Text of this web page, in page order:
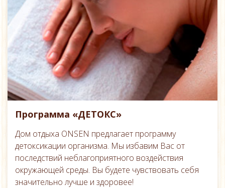
Программа «ДЕТОКС»
Дом отдыха ONSEN предлагает программу
детоксикации организма. Мы избавим Вас от
последствий неблагоприятного воздействия
окружающей среды. Вы будете чувствовать себя
значительно лучше и здоровее!